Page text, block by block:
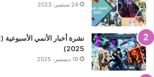
24 سبتمبر، 2023
2025)
19 ديسمبر، 2025